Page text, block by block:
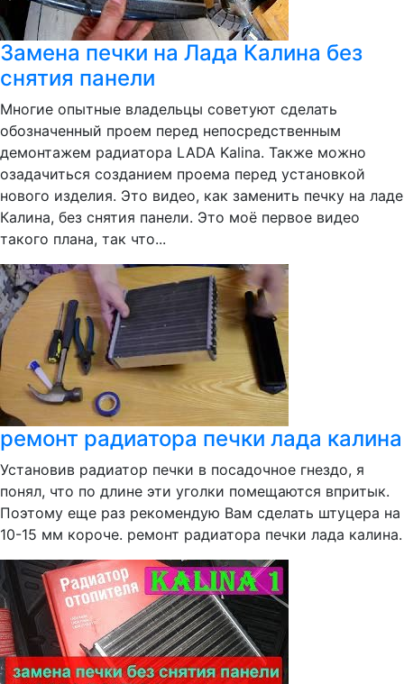
Замена печки на Лада Калина без
снятия панели
Многие опытные владельцы советуют сделать
обозначенный проем перед непосредственным
демонтажем радиатора LADA Kalina. Также можно
озадачиться созданием проема перед установкой
нового изделия. Это видео, как заменить печку на ладе
Калина, без снятия панели. Это моё первое видео
такого плана, так что...
ремонт радиатора печки лада калина
Установив радиатор печки в посадочное гнездо, я
понял, что по длине эти уголки помещаются впритык.
Поэтому еще раз рекомендую Вам сделать штуцера на
10-15 мм короче. ремонт радиатора печки лада калина.